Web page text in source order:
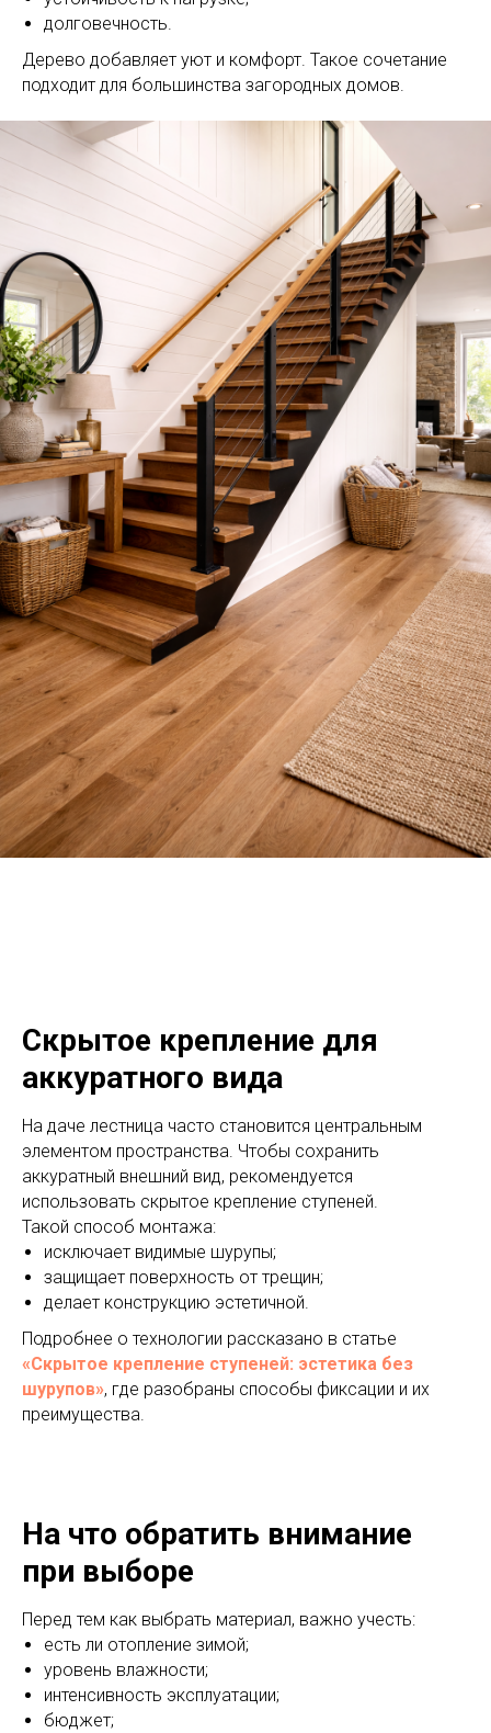
долговечность.
Дерево добавляет уют и комфорт. Такое сочетание
подходит для большинства загородных домов.
Скрытое крепление для
аккуратного вида
На даче лестница часто становится центральным
элементом пространства. Чтобы сохранить
аккуратный внешний вид, рекомендуется
использовать скрытое крепление ступеней.
Такой способ монтажа:
исключает видимые шурупы;
защищает поверхность от трещин;
делает конструкцию эстетичной.
Подробнее о технологии рассказано в статье
«Скрытое крепление ступеней: эстетика без
шурупов», где разобраны способы фиксации и их
преимущества.
На что обратить внимание
при выборе
Перед тем как выбрать материал, важно учесть:
есть ли отопление зимой;
уровень влажности;
интенсивность эксплуатации;
бюджет;